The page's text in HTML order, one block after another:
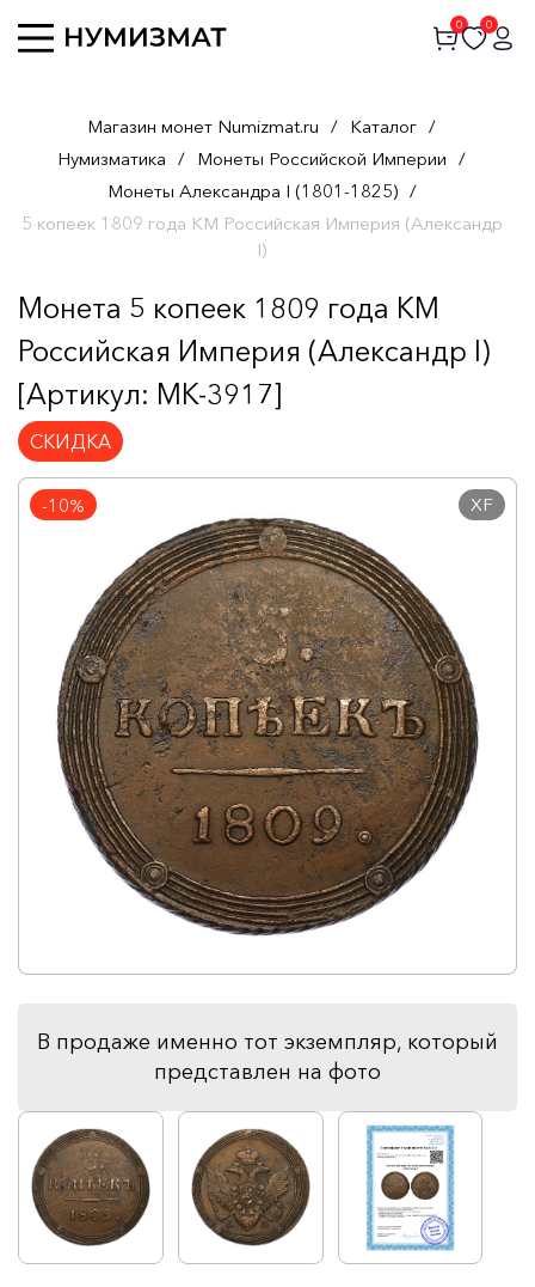
0 0
Магазин монет Numizmat.ru / Каталог /
Нумизматика / Монеты Российской Империи /
Монеты Александра I (1801-1825) /
5 копеек 1809 года КМ Российская Империя (Александр
I)
Монета 5 копеек 1809 года КМ
Российская Империя (Александр I)
[Артикул: MK-3917]
СКИДКА
-10% XF
В продаже именно тот экземпляр, который
представлен на фото